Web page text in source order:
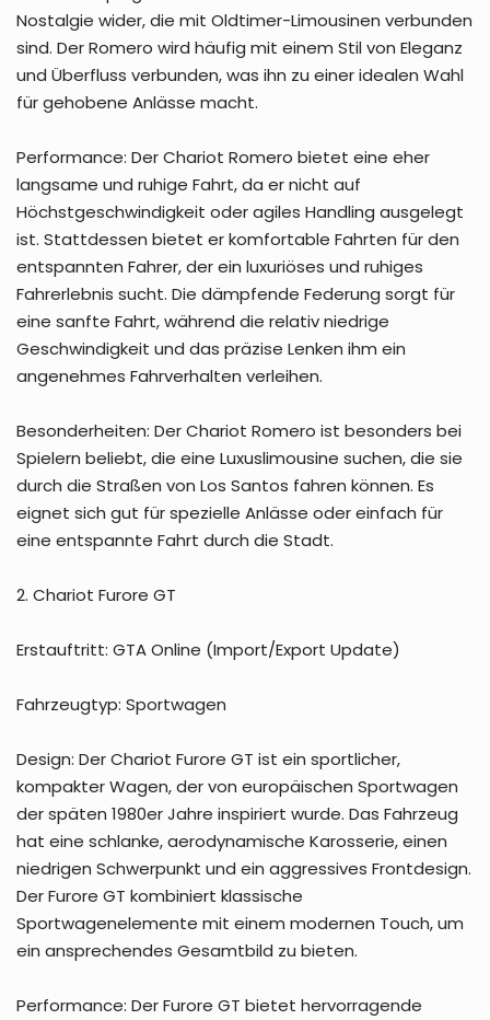
Nostalgie wider, die mit Oldtimer-Limousinen verbunden
sind. Der Romero wird häufig mit einem Stil von Eleganz
und Überfluss verbunden, was ihn zu einer idealen Wahl
für gehobene Anlässe macht.
Performance: Der Chariot Romero bietet eine eher
langsame und ruhige Fahrt, da er nicht auf
Höchstgeschwindigkeit oder agiles Handling ausgelegt
ist. Stattdessen bietet er komfortable Fahrten für den
entspannten Fahrer, der ein luxuriöses und ruhiges
Fahrerlebnis sucht. Die dämpfende Federung sorgt für
eine sanfte Fahrt, während die relativ niedrige
Geschwindigkeit und das präzise Lenken ihm ein
angenehmes Fahrverhalten verleihen.
Besonderheiten: Der Chariot Romero ist besonders bei
Spielern beliebt, die eine Luxuslimousine suchen, die sie
durch die Straßen von Los Santos fahren können. Es
eignet sich gut für spezielle Anlässe oder einfach für
eine entspannte Fahrt durch die Stadt.
2. Chariot Furore GT
Erstauftritt: GTA Online (Import/Export Update)
Fahrzeugtyp: Sportwagen
Design: Der Chariot Furore GT ist ein sportlicher,
kompakter Wagen, der von europäischen Sportwagen
der späten 1980er Jahre inspiriert wurde. Das Fahrzeug
hat eine schlanke, aerodynamische Karosserie, einen
niedrigen Schwerpunkt und ein aggressives Frontdesign.
Der Furore GT kombiniert klassische
Sportwagenelemente mit einem modernen Touch, um
ein ansprechendes Gesamtbild zu bieten.
Performance: Der Furore GT bietet hervorragende